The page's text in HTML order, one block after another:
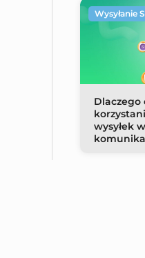
Dlaczego
wysyłek
Wysyłanie